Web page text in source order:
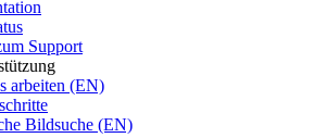
Support
arbeiten (EN)
Bildsuche (EN)